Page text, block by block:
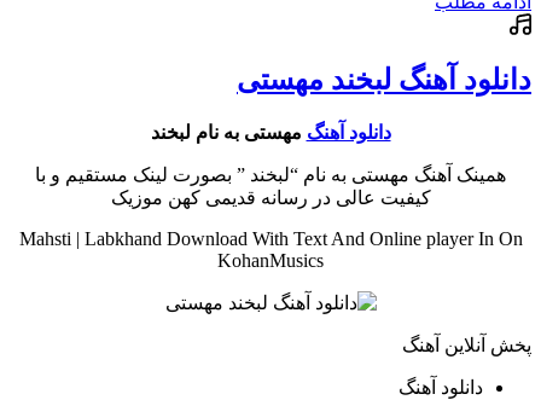
دانلود آهنگ لبخند مهستی
دانلود آهنگ مهستی به نام لبخند
همینک آهنگ مهستی به نام “لبخند ” بصورت لینک مستقیم و با
کیفیت عالی در رسانه قدیمی کهن موزیک
Mahsti | Labkhand Download With Text And Online player In On
KohanMusics
پخش آنلاین آهنگ
دانلود آهنگ